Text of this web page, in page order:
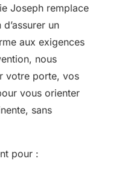
Joseph remplace
un
aux exigences
nous
votre porte, vos
vous orienter
sans
pour :